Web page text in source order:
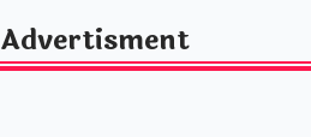
Advertisment